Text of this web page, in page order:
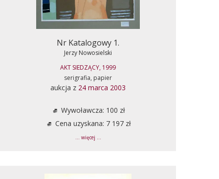
Nr Katalogowy 1.
Jerzy Nowosielski
AKT SIEDZĄCY, 1999
serigrafia, papier
aukcja z 24 marca 2003
Wywoławcza: 100 zł
Cena uzyskana: 7 197 zł
... więcej ...